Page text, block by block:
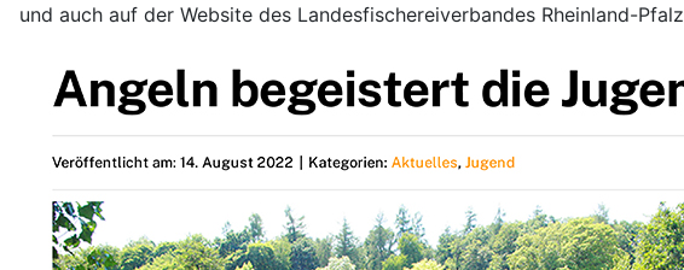
und auch auf der Website des Landesfischereiverbandes Rheinland-Pfalz